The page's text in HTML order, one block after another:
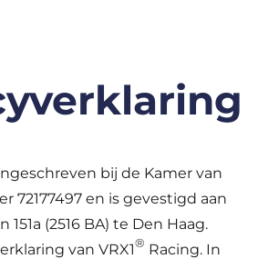
bij de Kamer van
72177497 en is gevestigd aan
(2516 BA) te Den Haag.
van VRX1® Racing. In